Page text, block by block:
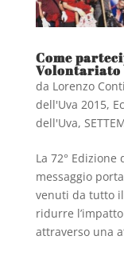
Come
Volontariato
da Lorenzo
dell'Uva 2015,
dell'Uva,
La 72°
messaggio
venuti da tutto
ridurre
attraverso una